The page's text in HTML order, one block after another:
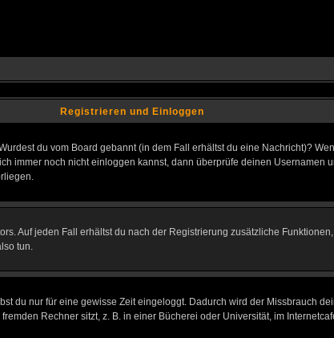
Registrieren und Einloggen
du vom Board gebannt (in dem Fall erhältst du eine Nachricht)?
immer noch nicht einloggen kannst, dann überprüfe deinen Usernamen
Auf jeden Fall erhältst du nach der Registrierung zusätzliche
tun.
du nur für eine gewisse Zeit eingeloggt. Dadurch wird der Missbrauch
Rechner sitzt, z. B. in einer Bücherei oder Universität, im